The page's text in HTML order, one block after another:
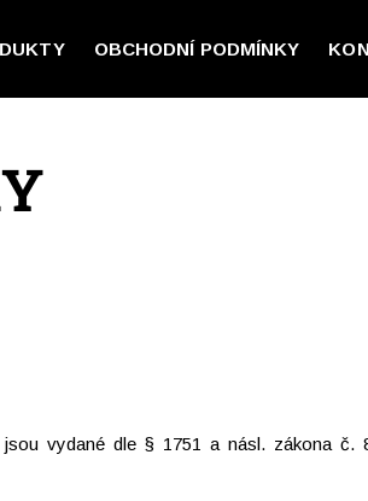
OBCHODNÍ PODMÍNKY
vydané dle § 1751 a násl. zákona č.